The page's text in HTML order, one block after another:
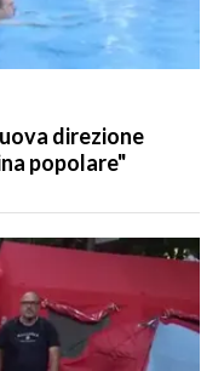
direzione
popolare"